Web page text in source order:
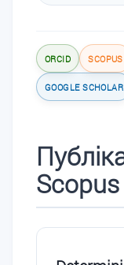
ORCID SCOPUS
GOOGLE SCHOLAR